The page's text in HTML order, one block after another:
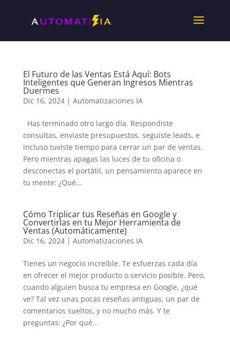
El Futuro de las Ventas Está Aquí: Bots
Inteligentes que Generan Ingresos Mientras
Duermes
Dic 16, 2024| Automatizaciones IA
Has terminado otro largo día. Respondiste
consultas, enviaste presupuestos, seguiste leads, e
incluso tuviste tiempo para cerrar un par de ventas.
Pero mientras apagas las luces de tu oficina o
desconectas el portátil, un pensamiento aparece en
tu mente: ¿Qué...
Cómo Triplicar tus Reseñas en Google y
Convertirlas en tu Mejor Herramienta de
Ventas (Automáticamente)
Dic 16, 2024| Automatizaciones IA
Tienes un negocio increíble. Te esfuerzas cada día
en ofrecer el mejor producto o servicio posible. Pero,
cuando alguien busca tu empresa en Google, ¿qué
ve? Tal vez unas pocas reseñas antiguas, un par de
comentarios sueltos, y no mucho más. Y te
preguntas: ¿Por qué...